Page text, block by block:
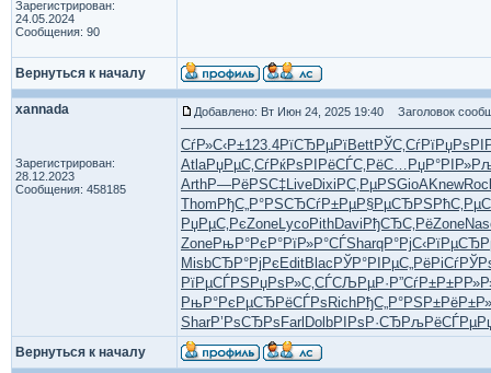
Зарегистрирован:
24.05.2024
Сообщения: 90
Вернуться к началу
xannada
Зарегистрирован:
28.12.2023
Сообщения: 458185
Добавлено: Вт Июн 24, 2025 19:40 Заголовок
СѓР»С‹Р±123.4РїСЂРµРїBettРЎС‚СѓРї
AtlaРџРµС‚СѓРќРѕРІРёСЃС‚РёС… РџР°РІР»
ArthР—РёРЅС‡LiveDixi Р­С‚РµРЅGioAKnew
Thom РђС„Р°РЅСЂСѓР±РµР§РµСЂРЅ
РџРµС‚РєZoneLycoPithDavi РђСЂС‚РёZone
ZoneРњР°РєР°РїР»Р°СЃSharqР°РјС‹
MisbСЂР°РјРє EditBlac РЎР°РІРµС„РёРіСѓ
РїРµСЃРЅ РџРѕР»С‚СЃСЉРµР· Р”СѓР±Р±
РњР°РєРµСЂРёСЃРѕ RichРђС„Р°РЅ Р±РёР±Р»
SharР’РѕСЂРѕ Farl DolbРІРѕР·СЂРљРёСЃРµ
Вернуться к началу